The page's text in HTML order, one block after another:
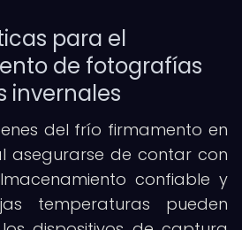
para el
de fotografías
invernales
del frío firmamento en
asegurarse de contar con
confiable y
temperaturas pueden